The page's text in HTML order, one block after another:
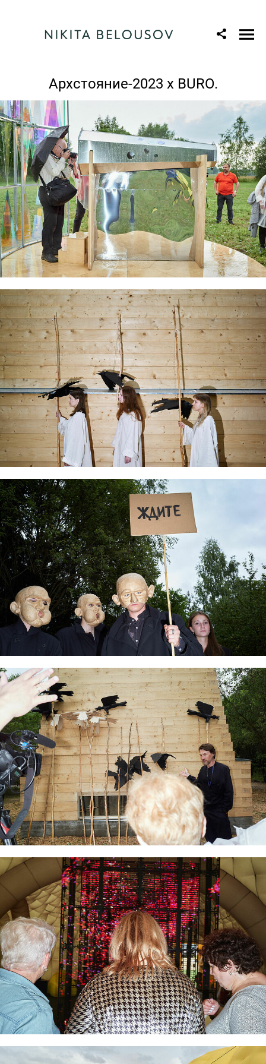
Архстояние-2023 x BURO.